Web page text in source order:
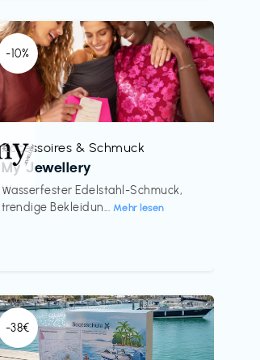
-10%
Accessoires & Schmuck
My Jewellery
Wasserfester Edelstahl-Schmuck,
trendige Bekleidun... Mehr lesen
€‎
-38€